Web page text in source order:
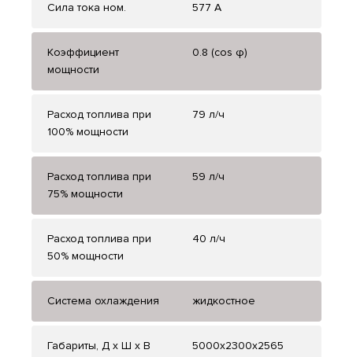
Сила тока ном. 577 А
Коэффициент
мощности
0.8 (cos φ)
Расход топлива при
100% мощности
79 л/ч
Расход топлива при
75% мощности
59 л/ч
Расход топлива при
50% мощности
40 л/ч
Система охлаждения жидкостное
Габариты, Д x Ш x В 5000x2300x2565